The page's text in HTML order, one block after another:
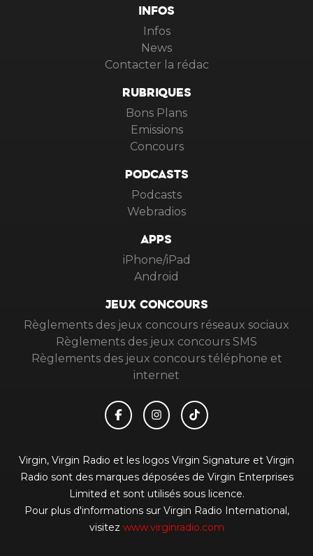
INFOS
Infos
News
Contacter la rédac
RUBRIQUES
Bons Plans
Emissions
Concours
PODCASTS
Podcasts
Webradios
APPS
iPhone/iPad
Android
JEUX CONCOURS
Règlements des jeux concours réseaux sociaux
Règlements des jeux concours SMS
Règlements des jeux concours téléphone et
internet
Virgin, Virgin Radio et les logos Virgin Signature et Virgin
Radio sont des marques déposées de Virgin Enterprises
Limited et sont utilisés sous licence.
Pour plus d'informations sur Virgin Radio International,
visitez www.virginradio.com